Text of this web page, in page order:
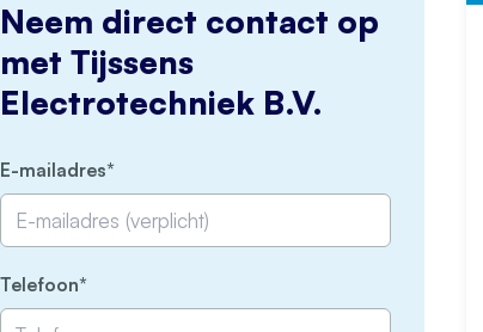
Neem direct contact op
met Tijssens
Electrotechniek B.V.
E-mailadres
Telefoon